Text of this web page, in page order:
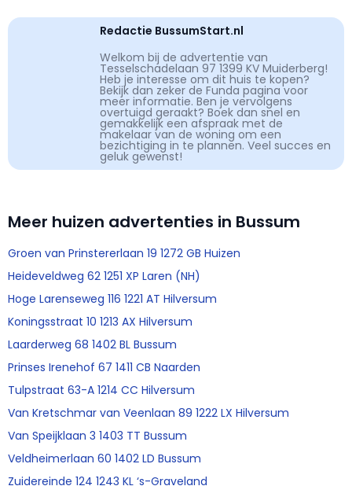
Redactie BussumStart.nl
Welkom bij de advertentie van
Tesselschadelaan 97 1399 KV Muiderberg!
Heb je interesse om dit huis te kopen?
Bekijk dan zeker de Funda pagina voor
meer informatie. Ben je vervolgens
overtuigd geraakt? Boek dan snel en
gemakkelijk een afspraak met de
makelaar van de woning om een
bezichtiging in te plannen. Veel succes en
geluk gewenst!
Meer huizen advertenties in Bussum
Groen van Prinstererlaan 19 1272 GB Huizen
Heideveldweg 62 1251 XP Laren (NH)
Hoge Larenseweg 116 1221 AT Hilversum
Koningsstraat 10 1213 AX Hilversum
Laarderweg 68 1402 BL Bussum
Prinses Irenehof 67 1411 CB Naarden
Tulpstraat 63-A 1214 CC Hilversum
Van Kretschmar van Veenlaan 89 1222 LX Hilversum
Van Speijklaan 3 1403 TT Bussum
Veldheimerlaan 60 1402 LD Bussum
Zuidereinde 124 1243 KL ‘s-Graveland